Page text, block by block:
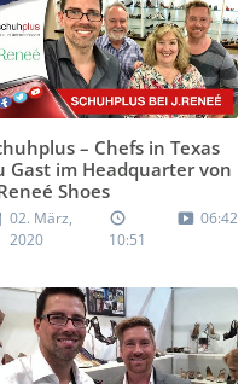
– Chefs in Texas
Gast im Headquarter von
Shoes
02. März,
2020
10:51
06:42